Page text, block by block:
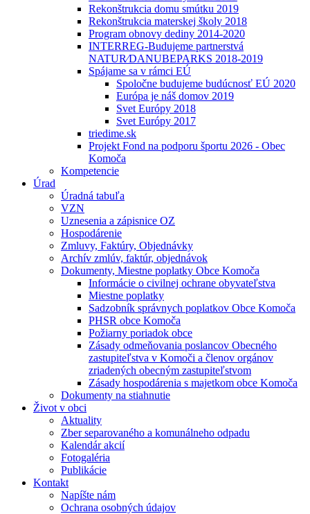
Rekonštrukcia domu smútku 2019
Rekonštrukcia materskej školy 2018
Program obnovy dediny 2014-2020
INTERREG-Budujeme partnerstvá
NATUR⁄DANUBEPARKS 2018-2019
Spájame sa v rámci EÚ
Spoločne budujeme budúcnosť EÚ 2020
Európa je náš domov 2019
Svet Európy 2018
Svet Európy 2017
triedime.sk
Projekt Fond na podporu športu 2026 - Obec
Komoča
Kompetencie
Úrad
Úradná tabuľa
VZN
Uznesenia a zápisnice OZ
Hospodárenie
Zmluvy, Faktúry, Objednávky
Archív zmlúv, faktúr, objednávok
Dokumenty, Miestne poplatky Obce Komoča
Informácie o civilnej ochrane obyvateľstva
Miestne poplatky
Sadzobník správnych poplatkov Obce Komoča
PHSR obce Komoča
Požiarny poriadok obce
Zásady odmeňovania poslancov Obecného
zastupiteľstva v Komoči a členov orgánov
zriadených obecným zastupiteľstvom
Zásady hospodárenia s majetkom obce Komoča
Dokumenty na stiahnutie
Život v obci
Aktuality
Zber separovaného a komunálneho odpadu
Kalendár akcií
Fotogaléria
Publikácie
Kontakt
Napíšte nám
Ochrana osobných údajov